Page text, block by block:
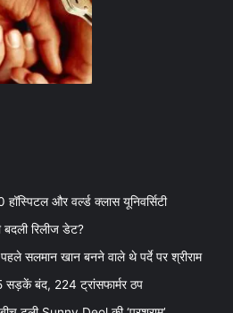
हॉस्पिटल और वर्ल्ड क्लास यूनिवर्सिटी
रिलीज डेट?
सलमान खान बनने वाले थे पर्दे पर श्रीराम
सड़कें बंद, 224 ट्रांसफार्मर ठप